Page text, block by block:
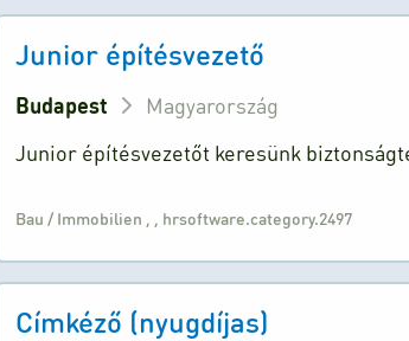
Junior építésvezető
Budapest
Magyarország
Junior építésvezetőt keresünk
Bau / Immobilien hrsoftware.category.2497
Címkéző (nyugdíjas)